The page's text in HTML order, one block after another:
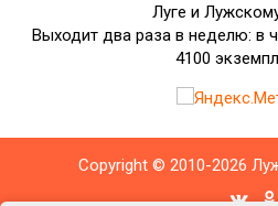
Луге и
Выходит два раза в неделю: в
4100
Copyright © 2010-2026